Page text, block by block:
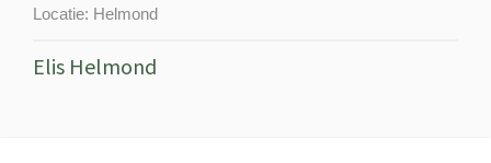
Locatie: Helmond
Elis Helmond